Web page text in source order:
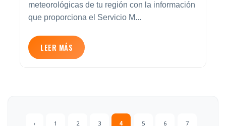
meteorológicas de tu región con la información
que proporciona el Servicio M...
LEER MÁS
‹ 1 2 3 4 5 6 7